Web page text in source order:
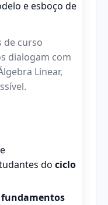
e esboço de
de curso
dialogam com
Linear,
do ciclo